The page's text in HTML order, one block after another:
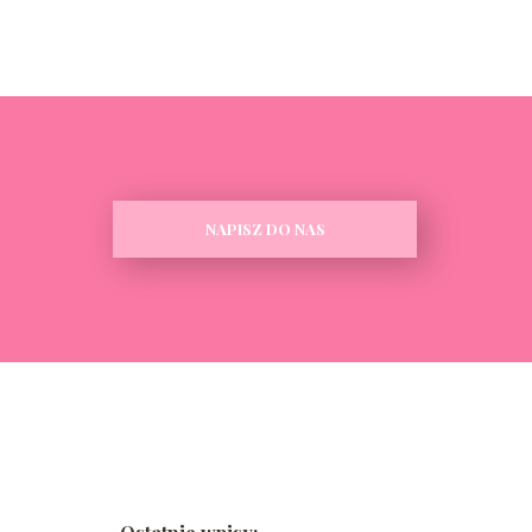
NAPISZ DO NAS